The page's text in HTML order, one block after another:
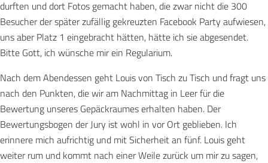
durften und dort Fotos gemacht haben, die zwar nicht die 300
Besucher der später zufällig gekreuzten Facebook Party aufwiesen,
uns aber Platz 1 eingebracht hätten, hätte ich sie abgesendet.
Bitte Gott, ich wünsche mir ein Regularium.
Nach dem Abendessen geht Louis von Tisch zu Tisch und fragt uns
nach den Punkten, die wir am Nachmittag in Leer für die
Bewertung unseres Gepäckraumes erhalten haben. Der
Bewertungsbogen der Jury ist wohl in vor Ort geblieben. Ich
erinnere mich aufrichtig und mit Sicherheit an fünf. Louis geht
weiter rum und kommt nach einer Weile zurück um mir zu sagen,